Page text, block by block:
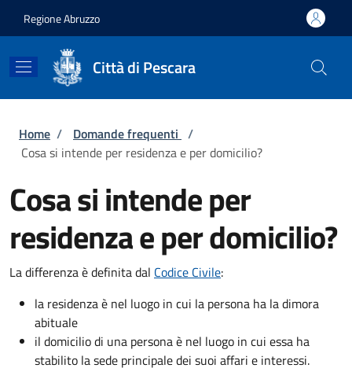
Regione Abruzzo
Città di Pescara
Briciole di pane
Home / Domande frequenti /
Cosa si intende per residenza e per domicilio?
Cosa si intende per
residenza e per domicilio?
La differenza è definita dal Codice Civile:
la residenza è nel luogo in cui la persona ha la dimora
abituale
il domicilio di una persona è nel luogo in cui essa ha
stabilito la sede principale dei suoi affari e interessi.